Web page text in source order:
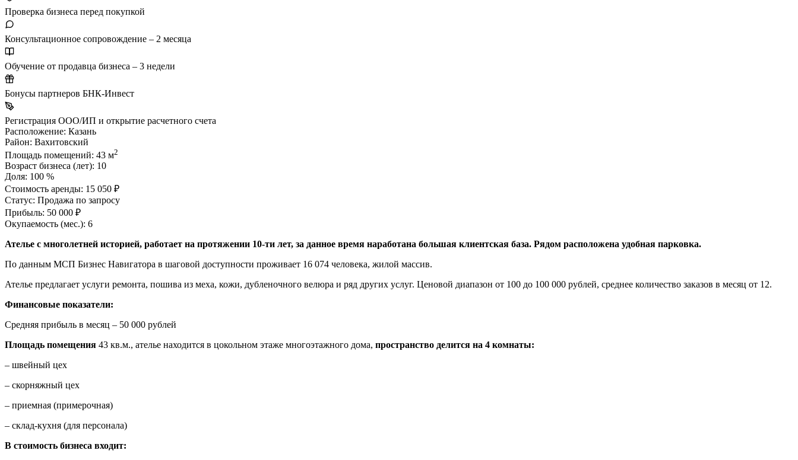
Проверка бизнеса перед покупкой
Консультационное сопровождение – 2 месяца
Обучение от продавца бизнеса – 3 недели
Бонусы партнеров БНК-Инвест
Регистрация ООО/ИП и открытие расчетного счета
Расположение: Казань
Район: Вахитовский
Площадь помещений: 43 м2
Возраст бизнеса (лет): 10
Доля: 100 %
Стоимость аренды: 15 050 ₽
Статус: Продажа по запросу
Прибыль: 50 000 ₽
Окупаемость (мес.): 6
Ателье с многолетней историей, работает на протяжении 10-ти лет, за данное время наработана большая клиентская база. Рядом расположена удобная парковка.
По данным МСП Бизнес Навигатора в шаговой доступности проживает 16 074 человека, жилой массив.
Ателье предлагает услуги ремонта, пошива из меха, кожи, дубленочного велюра и ряд других услуг. Ценовой диапазон от 100 до 100 000 рублей, среднее количество заказов в месяц от 12.
Финансовые показатели:
Средняя прибыль в месяц – 50 000 рублей
Площадь помещения 43 кв.м., ателье находится в цокольном этаже многоэтажного дома, пространство делится на 4 комнаты:
– швейный цех
– скорняжный цех
– приемная (примерочная)
– склад-кухня (для персонала)
В стоимость бизнеса входит: